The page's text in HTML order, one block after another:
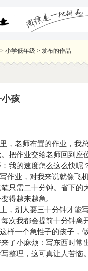
> 小学低年级 > 发布的作品
小孩
，老师布置的作业，我
。把作业交给老师回到座
我的速度怎么这么快呢
作业，对我来说就像飞
只需二十分钟。省下的
得越来越急。
，别人要三十分钟才能
次我都会提前十分钟离
样一个急性子的孩子，
了小麻烦：写东西时常
整理，这可真让人苦恼。